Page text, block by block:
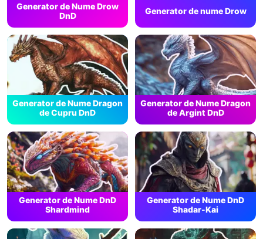
Generator de Nume Drow
DnD
Generator de nume Drow
Generator de Nume Dragon
de Cupru DnD
Generator de Nume Dragon
de Argint DnD
Generator de Nume DnD
Shardmind
Generator de Nume DnD
Shadar-Kai